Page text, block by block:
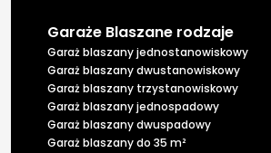
Garaże Blaszane rodzaje
Garaż blaszany jednostanowiskowy
Garaż blaszany dwustanowiskowy
Garaż blaszany trzystanowiskowy
Garaż blaszany jednospadowy
Garaż blaszany dwuspadowy
Garaż blaszany do 35 m²